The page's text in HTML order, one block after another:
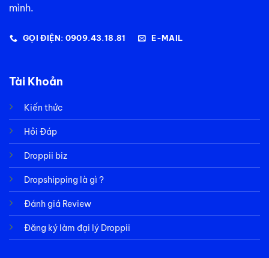
mình.
GỌI ĐIỆN: 0909.43.18.81 E-MAIL
Tài Khoản
Kiến thức
Hỏi Đáp
Droppii biz
Dropshipping là gì ?
Đánh giá Review
Đăng ký làm đại lý Droppii